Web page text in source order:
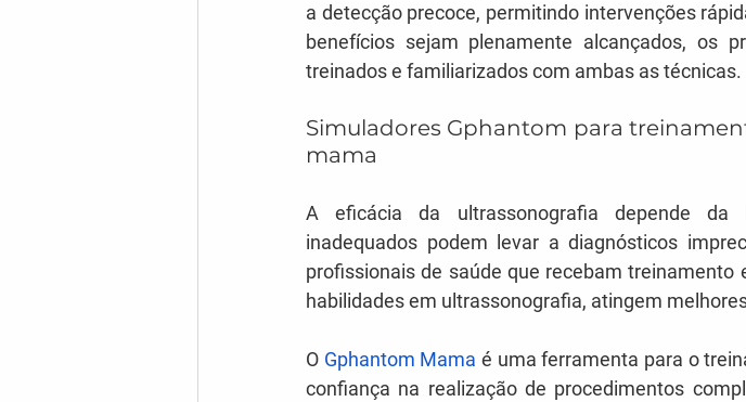
a detecção precoce, permitindo intervenções
benefícios sejam plenamente alcançados, os
treinados e familiarizados com ambas as técnicas.
Simuladores Gphantom para
mama
A eficácia da ultrassonografia depende da
inadequados podem levar a diagnósticos
profissionais de saúde que recebam
habilidades em ultrassonografia, atingem
O Gphantom Mama é uma ferramenta para o
confiança na realização de procedimentos